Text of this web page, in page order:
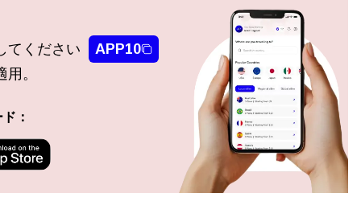
てください
APP10
。
：